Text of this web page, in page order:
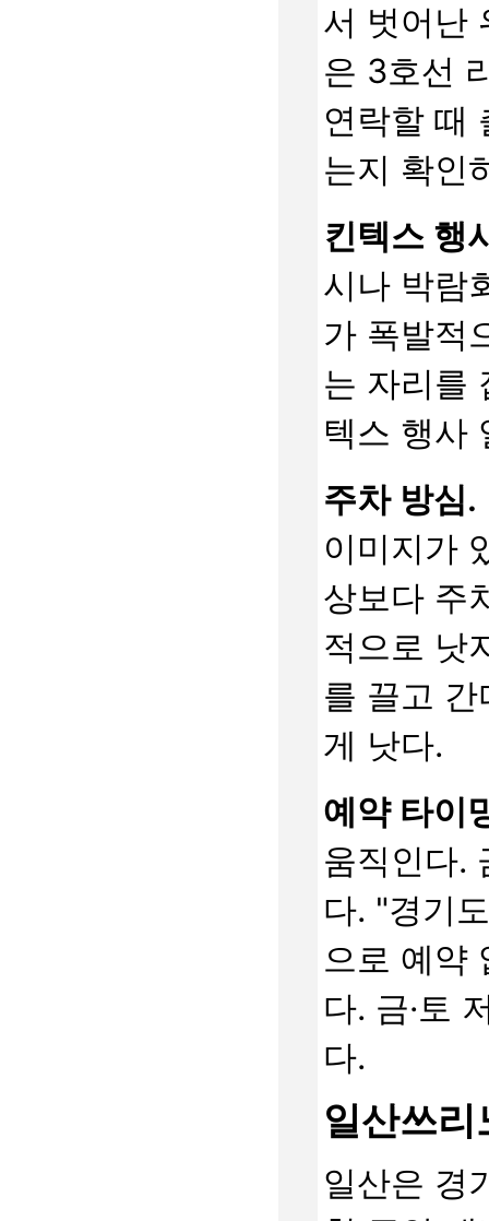
서 벗어난
은 3호선
연락할 때
는지 확인
킨텍스 행
시나 박람
가 폭발적
는 자리를
텍스 행사
주차 방심.
이미지가
상보다 주
적으로 낫
를 끌고
게 낫다.
예약 타이
움직인다.
다. "경기
으로 예약
다. 금·토
다.
일산쓰리
일산은 경